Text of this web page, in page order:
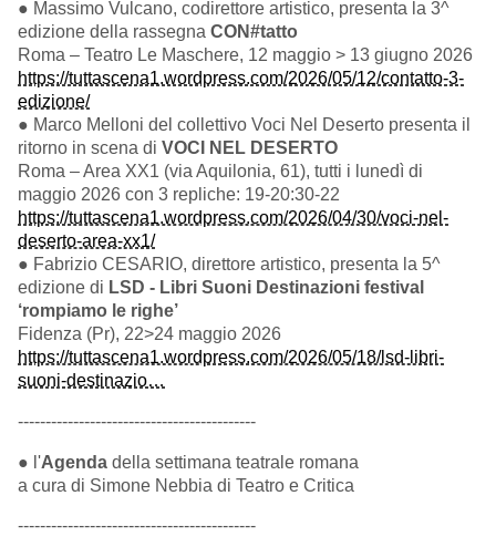
● Massimo Vulcano, codirettore artistico, presenta la 3^
edizione della rassegna CON#tatto
Roma – Teatro Le Maschere, 12 maggio > 13 giugno 2026
https://tuttascena1.wordpress.com/2026/05/12/contatto-3-
edizione/
● Marco Melloni del collettivo Voci Nel Deserto presenta il
ritorno in scena di VOCI NEL DESERTO
Roma – Area XX1 (via Aquilonia, 61), tutti i lunedì di
maggio 2026 con 3 repliche: 19-20:30-22
https://tuttascena1.wordpress.com/2026/04/30/voci-nel-
deserto-area-xx1/
● Fabrizio CESARIO, direttore artistico, presenta la 5^
edizione di LSD - Libri Suoni Destinazioni festival
‘rompiamo le righe’
Fidenza (Pr), 22>24 maggio 2026
https://tuttascena1.wordpress.com/2026/05/18/lsd-libri-
suoni-destinazio…
-------------------------------------------
● l'Agenda della settimana teatrale romana
a cura di Simone Nebbia di Teatro e Critica
-------------------------------------------